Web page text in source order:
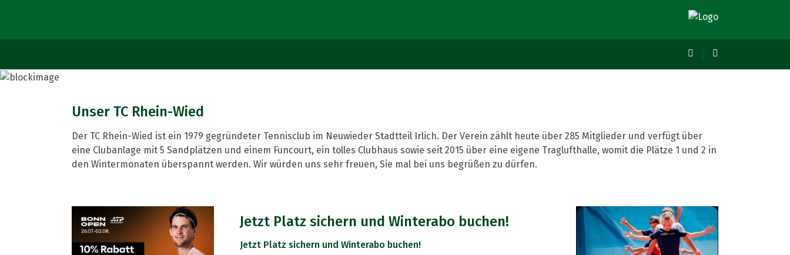
Unser TC Rhein-Wied
Der TC Rhein-Wied ist ein 1979 gegründeter Tennisclub im Neuwieder Stadtteil Irlich. Der Verein zählt heute über 285 Mitglieder und verfügt über
eine Clubanlage mit 5 Sandplätzen und einem Funcourt, ein tolles Clubhaus sowie seit 2015 über eine eigene Traglufthalle, womit die Plätze 1 und 2 in
den Wintermonaten überspannt werden. Wir würden uns sehr freuen, Sie mal bei uns begrüßen zu dürfen.
Jetzt Platz sichern und Winterabo buchen!
Jetzt Platz sichern und Winterabo buchen!